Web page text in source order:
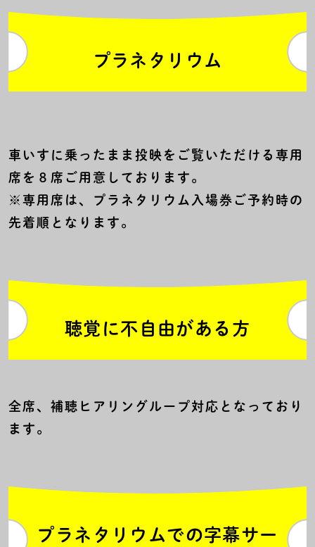
プラネタリウム
車いすに乗ったまま投映をご覧いただける専用
席を８席ご用意しております。
※専用席は、プラネタリウム入場券ご予約時の
先着順となります。
聴覚に不自由がある方
全席、補聴ヒアリングループ対応となっており
ます。
プラネタリウムでの字幕サー